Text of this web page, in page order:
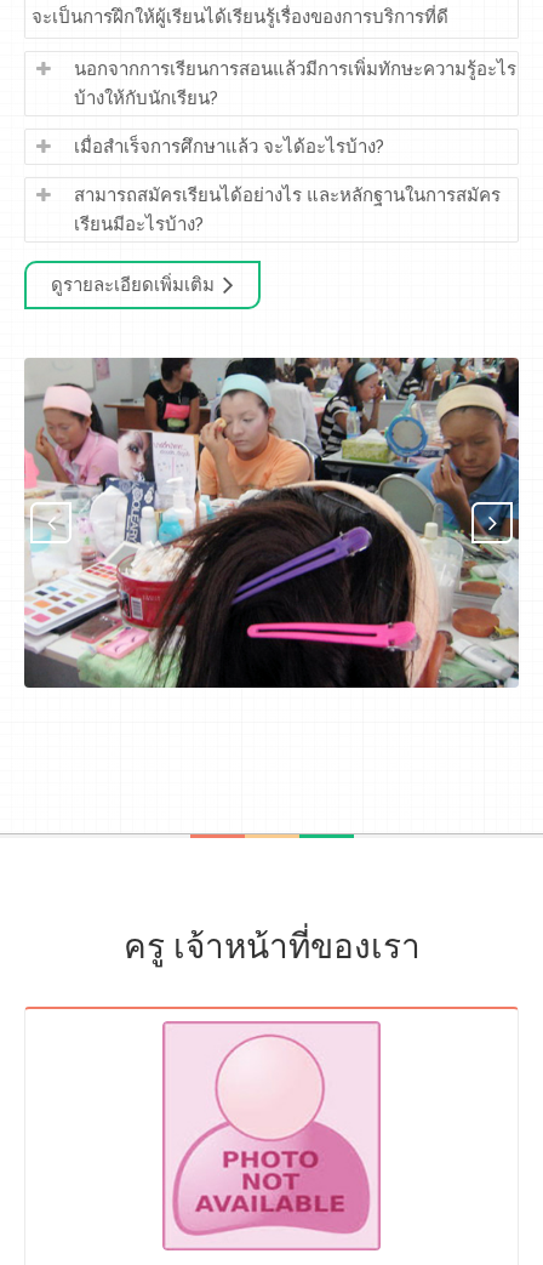
จะเป็นการฝึกให้ผู้เรียนได้เรียนรู้เรื่องของการบริการที่ดี
นอกจากการเรียนการสอนแล้วมีการเพิ่มทักษะความรู้อะไร
บ้างให้กับนักเรียน?
เมื่อสำเร็จการศึกษาแล้ว จะได้อะไรบ้าง?
สามารถสมัครเรียนได้อย่างไร และหลักฐานในการสมัคร
เรียนมีอะไรบ้าง?
ดูรายละเอียดเพิ่มเติม
ครู เจ้าหน้าที่ของเรา